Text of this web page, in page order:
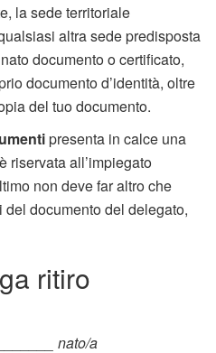
la sede territoriale
altra sede predisposta
documento o certificato,
documento d’identità, oltre
del tuo documento.
presenta in calce una
riservata all’impiegato
non deve far altro che
documento del delegato,
ritiro
nato/a